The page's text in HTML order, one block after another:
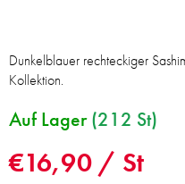
€16,90 / St
Auf Lager(212 St)
Dunkelblauer rechteckiger
Kollektion.